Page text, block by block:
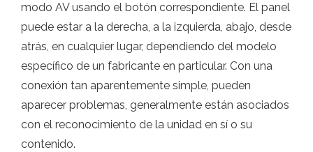
modo AV usando el botón correspondiente. El panel
puede estar a la derecha, a la izquierda, abajo, desde
atrás, en cualquier lugar, dependiendo del modelo
específico de un fabricante en particular. Con una
conexión tan aparentemente simple, pueden
aparecer problemas, generalmente están asociados
con el reconocimiento de la unidad en sí o su
contenido.